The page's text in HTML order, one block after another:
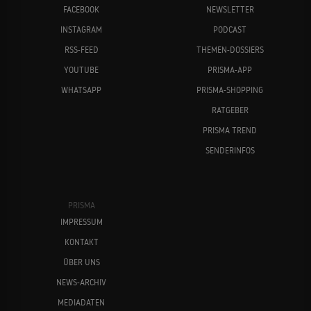
FACEBOOK
INSTAGRAM
RSS-FEED
YOUTUBE
WHATSAPP
NEWSLETTER
PODCAST
THEMEN-DOSSIERS
PRISMA-APP
PRISMA-SHOPPING
RATGEBER
PRISMA TREND
SENDERINFOS
PRISMA
IMPRESSUM
KONTAKT
ÜBER UNS
NEWS-ARCHIV
MEDIADATEN